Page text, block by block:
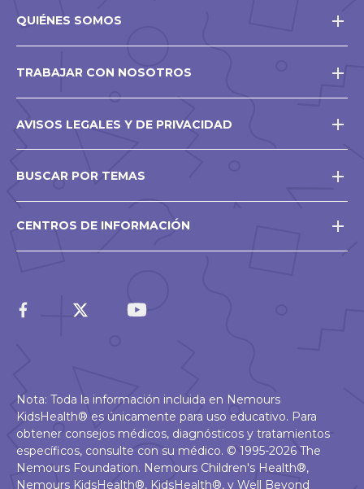
QUIÉNES SOMOS
TRABAJAR CON NOSOTROS
AVISOS LEGALES Y DE PRIVACIDAD
BUSCAR POR TEMAS
CENTROS DE INFORMACIÓN
Nota: Toda la información incluida en Nemours
KidsHealth® es únicamente para uso educativo. Para
obtener consejos médicos, diagnósticos y tratamientos
específicos, consulte con su médico. © 1995-2026 The
Nemours Foundation. Nemours Children's Health®,
Nemours KidsHealth®, KidsHealth®, y Well Beyond